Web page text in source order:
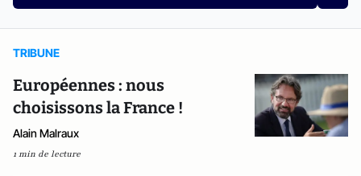
TRIBUNE
Européennes : nous
choisissons la France !
Alain Malraux
1 min de lecture